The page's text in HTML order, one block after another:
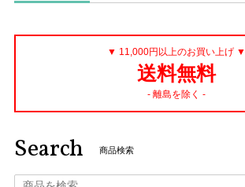
▼ 11,000円以上のお買い上げ ▼
送料無料
- 離島を除く -
Search 商品検索